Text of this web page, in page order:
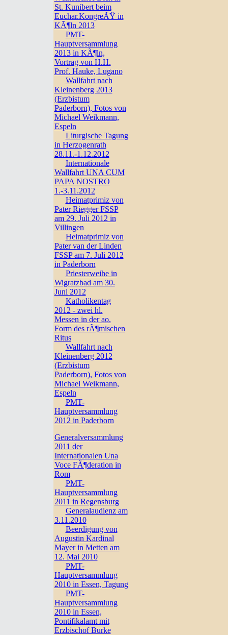
St. Kunibert beim
Euchar.KongreÃŸ in
KÃ¶ln 2013
PMT-
Hauptversammlung
2013 in KÃ¶ln,
Vortrag von H.H.
Prof. Hauke, Lugano
Wallfahrt nach
Kleinenberg 2013
(Erzbistum
Paderborn), Fotos von
Michael Weikmann,
Espeln
Liturgische Tagung
in Herzogenrath
28.11.-1.12.2012
Internationale
Wallfahrt UNA CUM
PAPA NOSTRO
1.-3.11.2012
Heimatprimiz von
Pater Riegger FSSP
am 29. Juli 2012 in
Villingen
Heimatprimiz von
Pater van der Linden
FSSP am 7. Juli 2012
in Paderborn
Priesterweihe in
Wigratzbad am 30.
Juni 2012
Katholikentag
2012 - zwei hl.
Messen in der ao.
Form des rÃ¶mischen
Ritus
Wallfahrt nach
Kleinenberg 2012
(Erzbistum
Paderborn), Fotos von
Michael Weikmann,
Espeln
PMT-
Hauptversammlung
2012 in Paderborn
Generalversammlung
2011 der
Internationalen Una
Voce FÃ¶deration in
Rom
PMT-
Hauptversammlung
2011 in Regensburg
Generalaudienz am
3.11.2010
Beerdigung von
Augustin Kardinal
Mayer in Metten am
12. Mai 2010
PMT-
Hauptversammlung
2010 in Essen, Tagung
PMT-
Hauptversammlung
2010 in Essen,
Pontifikalamt mit
Erzbischof Burke